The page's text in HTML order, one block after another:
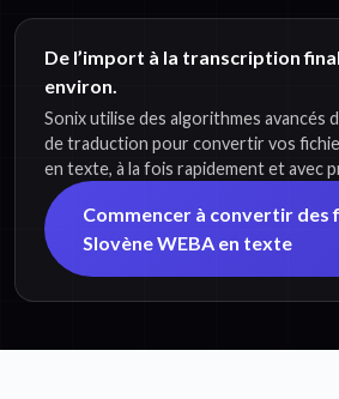
De l’import à la transcription
environ.
Sonix utilise des algorithmes avancés
de traduction pour convertir vos
en texte, à la fois rapidement et avec
Commencer à convertir des
Slovène WEBA en texte